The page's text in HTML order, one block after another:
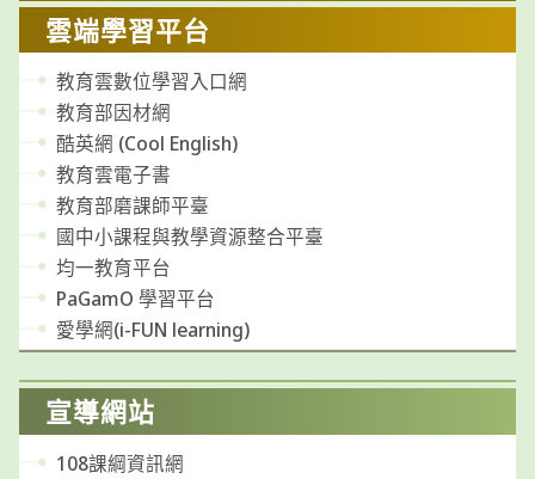
雲端學習平台
教育雲數位學習入口網
教育部因材網
酷英網 (Cool English)
教育雲電子書
教育部磨課師平臺
國中小課程與教學資源整合平臺
均一教育平台
PaGamO 學習平台
愛學網(i-FUN learning)
宣導網站
108課綱資訊網